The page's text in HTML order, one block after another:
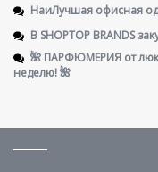
НаиЛучшая офисная
В SHOPTOP BRANDS
🌺 ПАРФЮМЕРИЯ от
неделю! 🌺